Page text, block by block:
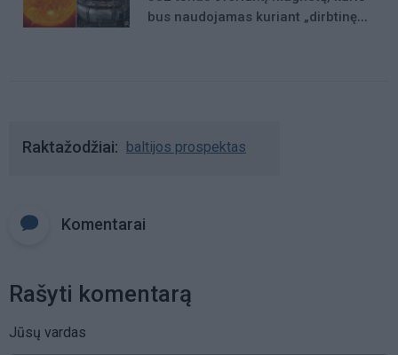
bus naudojamas kuriant „dirbtinę
Raktažodžiai baltijos prospektas
Komentarai
Rašyti komentarą
Jūsų vardas